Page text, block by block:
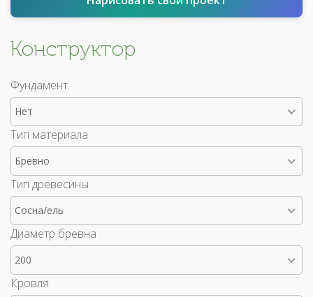
Конструктор
Фундамент
Нет
Тип материала
Бревно
Тип древесины
Сосна/ель
Диаметр бревна
200
Кровля